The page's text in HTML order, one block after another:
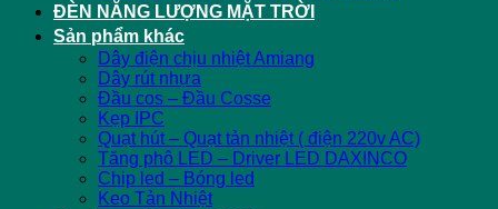
ĐÈN NĂNG LƯỢNG MẶT TRỜI
Sản phẩm khác
Dây điện chịu nhiệt Amiang
Dây rút nhựa
Đầu cos – Đầu Cosse
Kẹp IPC
Quạt hút – Quạt tản nhiệt ( điện 220v AC)
Tăng phô LED – Driver LED DAXINCO
Chip led – Bóng led
Keo Tản Nhiệt